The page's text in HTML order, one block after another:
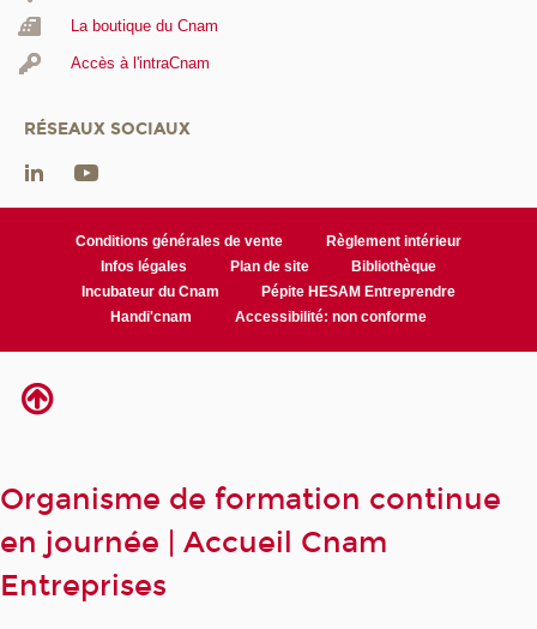
La boutique du Cnam
Accès à l'intraCnam
RÉSEAUX SOCIAUX
Conditions générales de vente
Règlement intérieur
Infos légales
Plan de site
Bibliothèque
Incubateur du Cnam
Pépite HESAM Entreprendre
Handi'cnam
Accessibilité: non conforme
Organisme de formation continue
en journée | Accueil Cnam
Entreprises